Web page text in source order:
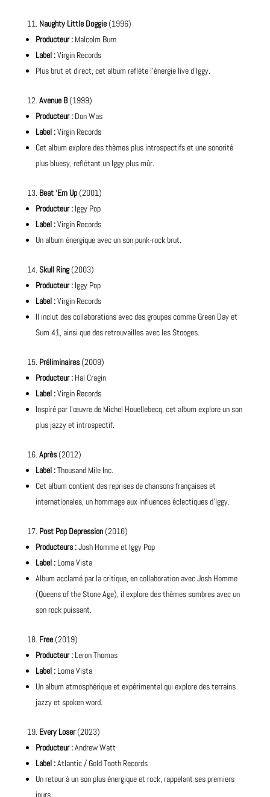
Naughty Little Doggie(1996)
Producteur :Malcolm Burn
Label :Virgin Records
Plus brut et direct, cet album reflète l’énergie live d’Iggy.
Avenue B(1999)
Producteur :Don Was
Label :Virgin Records
Cet album explore des thèmes plus introspectifs et une sonorité
plus bluesy, reflétant un Iggy plus mûr.
Beat ‘Em Up(2001)
Producteur :Iggy Pop
Label :Virgin Records
Un album énergique avec un son punk-rock brut.
Skull Ring(2003)
Producteur :Iggy Pop
Label :Virgin Records
Il inclut des collaborations avec des groupes comme Green Dayet
Sum 41, ainsi que des retrouvailles avec les Stooges.
Préliminaires(2009)
Producteur :Hal Cragin
Label :Virgin Records
Inspiré par l’œuvre de Michel Houellebecq, cet album explore un son
plus jazzy et introspectif.
Après(2012)
Label :Thousand Mile Inc.
Cet album contient des reprises de chansons françaises et
internationales, un hommage aux influences éclectiques d’Iggy.
Post Pop Depression(2016)
Producteurs :Josh Homme et Iggy Pop
Label :Loma Vista
Album acclamé par la critique, en collaboration avec Josh Homme
(Queens of the Stone Age), il explore des thèmes sombres avec un
son rock puissant.
Free(2019)
Producteur :Leron Thomas
Label :Loma Vista
Un album atmosphérique et expérimental qui explore des terrains
jazzy et spoken word.
Every Loser(2023)
Producteur :Andrew Watt
Label :Atlantic / Gold Tooth Records
Un retour à un son plus énergique et rock, rappelant ses premiers
jours.